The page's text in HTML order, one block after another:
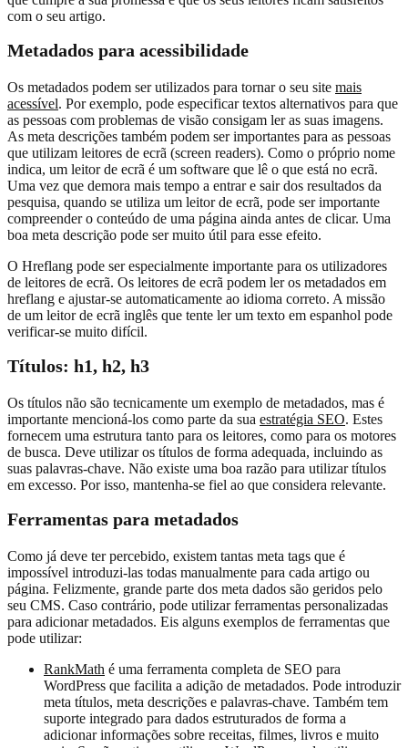
com o seu artigo.
Metadados para acessibilidade
Os metadados podem ser utilizados para tornar o seu site mais
acessível. Por exemplo, pode especificar textos alternativos para que
as pessoas com problemas de visão consigam ler as suas imagens.
As meta descrições também podem ser importantes para as pessoas
que utilizam leitores de ecrã (screen readers). Como o próprio nome
indica, um leitor de ecrã é um software que lê o que está no ecrã.
Uma vez que demora mais tempo a entrar e sair dos resultados da
pesquisa, quando se utiliza um leitor de ecrã, pode ser importante
compreender o conteúdo de uma página ainda antes de clicar. Uma
boa meta descrição pode ser muito útil para esse efeito.
O Hreflang pode ser especialmente importante para os utilizadores
de leitores de ecrã. Os leitores de ecrã podem ler os metadados em
hreflang e ajustar-se automaticamente ao idioma correto. A missão
de um leitor de ecrã inglês que tente ler um texto em espanhol pode
verificar-se muito difícil.
Títulos: h1, h2, h3
Os títulos não são tecnicamente um exemplo de metadados, mas é
importante mencioná-los como parte da sua estratégia SEO. Estes
fornecem uma estrutura tanto para os leitores, como para os motores
de busca. Deve utilizar os títulos de forma adequada, incluindo as
suas palavras-chave. Não existe uma boa razão para utilizar títulos
em excesso. Por isso, mantenha-se fiel ao que considera relevante.
Ferramentas para metadados
Como já deve ter percebido, existem tantas meta tags que é
impossível introduzi-las todas manualmente para cada artigo ou
página. Felizmente, grande parte dos meta dados são geridos pelo
seu CMS. Caso contrário, pode utilizar ferramentas personalizadas
para adicionar metadados. Eis alguns exemplos de ferramentas que
pode utilizar:
RankMath é uma ferramenta completa de SEO para
WordPress que facilita a adição de metadados. Pode introduzir
meta títulos, meta descrições e palavras-chave. Também tem
suporte integrado para dados estruturados de forma a
adicionar informações sobre receitas, filmes, livros e muito